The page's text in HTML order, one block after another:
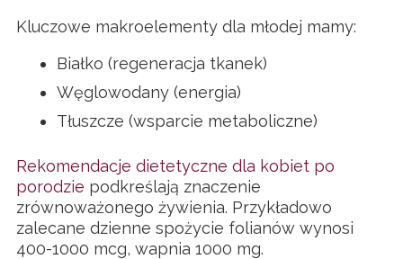
Kluczowe makroelementy dla młodej mamy:
Białko (regeneracja tkanek)
Węglowodany (energia)
Tłuszcze (wsparcie metaboliczne)
Rekomendacje dietetyczne dla kobiet po
porodzie podkreślają znaczenie
zrównoważonego żywienia. Przykładowo
zalecane dzienne spożycie folianów wynosi
400-1000 mcg, wapnia 1000 mg.